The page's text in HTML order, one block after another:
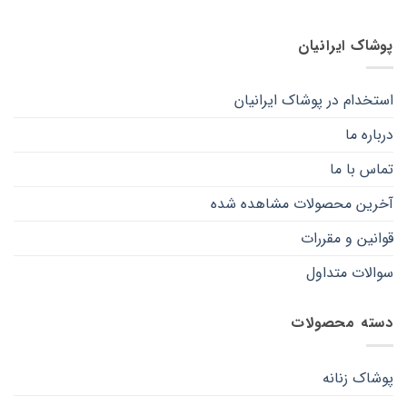
محصول
انتخاب
پوشاک ایرانیان
استخدام در پوشاک ایرانیان
درباره ما
تماس با ما
آخرین محصولات مشاهده شده
قوانین و مقررات
سوالات متداول
دسته محصولات
پوشاک زنانه